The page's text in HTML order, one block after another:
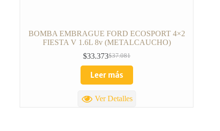
BOMBA EMBRAGUE FORD ECOSPORT 4×2
FIESTA V 1.6L 8v (METALCAUCHO)
$37.081
$33.373
Leer más
Ver Detalles